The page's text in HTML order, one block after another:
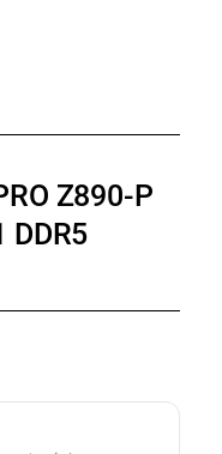
Z890-P
DDR5